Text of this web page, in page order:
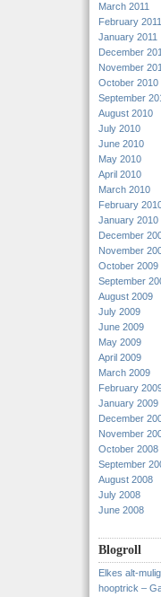
March 2011
February 2011
January 2011
December
November
October 2010
September
August 2010
July 2010
June 2010
May 2010
April 2010
March 2010
February
January 2010
December
November
October 2009
September
August 2009
July 2009
June 2009
May 2009
April 2009
March 2009
February
January 2009
December
November
October 2008
September
August 2008
July 2008
June 2008
Blogroll
Elkes alt-mulig
hooptrick –